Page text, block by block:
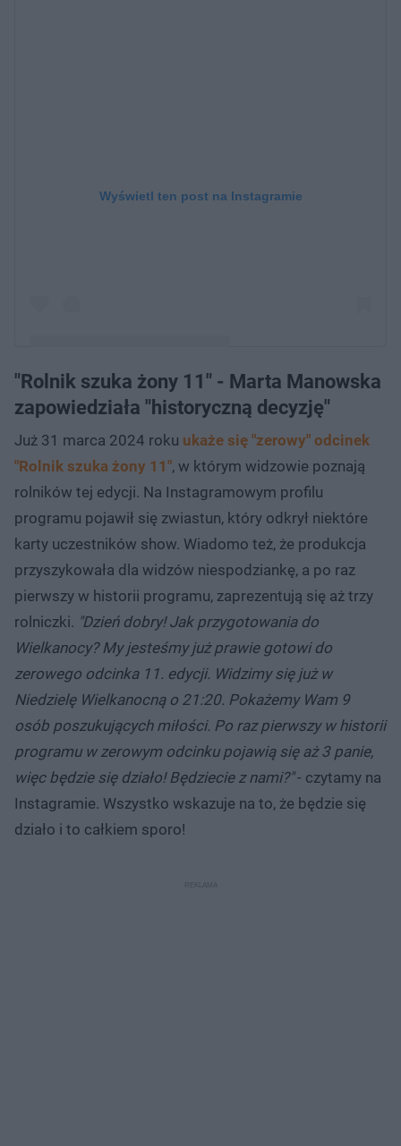
Wyświetl ten post na Instagramie
Post udostępniony przez Rolnik szuka żony
"Rolnik szuka żony 11" - Marta Manowska
zapowiedziała "historyczną decyzję"
Już 31 marca 2024 roku ukaże się "zerowy" odcinek
"Rolnik szuka żony 11", w którym widzowie poznają
rolników tej edycji. Na Instagramowym profilu
programu pojawił się zwiastun, który odkrył niektóre
karty uczestników show. Wiadomo też, że produkcja
przyszykowała dla widzów niespodziankę, a po raz
pierwszy w historii programu, zaprezentują się aż trzy
rolniczki. "Dzień dobry! Jak przygotowania do
Wielkanocy? My jesteśmy już prawie gotowi do
zerowego odcinka 11. edycji. Widzimy się już w
Niedzielę Wielkanocną o 21:20. Pokażemy Wam 9
osób poszukujących miłości. Po raz pierwszy w historii
programu w zerowym odcinku pojawią się aż 3 panie,
więc będzie się działo! Będziecie z nami?"- czytamy na
Instagramie. Wszystko wskazuje na to, że będzie się
działo i to całkiem sporo!